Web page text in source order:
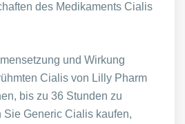
des Medikaments Cialis
und Wirkung
Cialis von Lilly Pharm
bis zu 36 Stunden zu
Generic Cialis kaufen,